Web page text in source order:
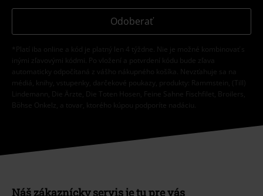
Odoberať
*Platí iba online a kód je platný len 4 týždne. Nie je možné kombinovať s
inými zľavovými kódmi. Po vložení a potvrdení kódu bude zľava
automaticky odpočítaná z vášho nákupného košíka. Nevzťahuje sa na
médiá, knihy, vstupenky, darčekové poukazy, produkty: Rammstein, (Till)
Lindemann, Die Ärzte, Die Toten Hosen, Feine Sahne Fischfilet, Broilers,
Böhse Onkelz, a tovar, ktorého kúpou podporíte nadáciu.
Náš zákaznícky servis je tu pre vás